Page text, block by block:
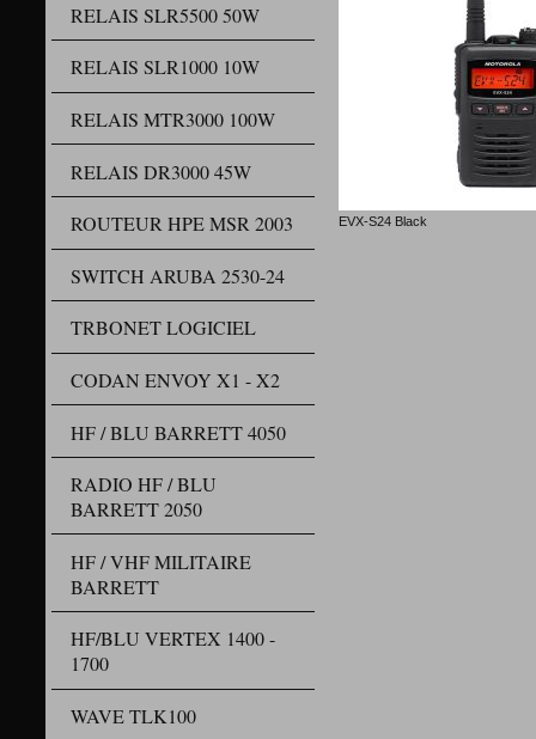
RELAIS SLR5500 50W
RELAIS SLR1000 10W
RELAIS MTR3000 100W
RELAIS DR3000 45W
ROUTEUR HPE MSR 2003
SWITCH ARUBA 2530-24
TRBONET LOGICIEL
CODAN ENVOY X1 - X2
HF / BLU BARRETT 4050
RADIO HF / BLU
BARRETT 2050
HF / VHF MILITAIRE
BARRETT
HF/BLU VERTEX 1400 -
1700
WAVE TLK100
EVX-S24 Black